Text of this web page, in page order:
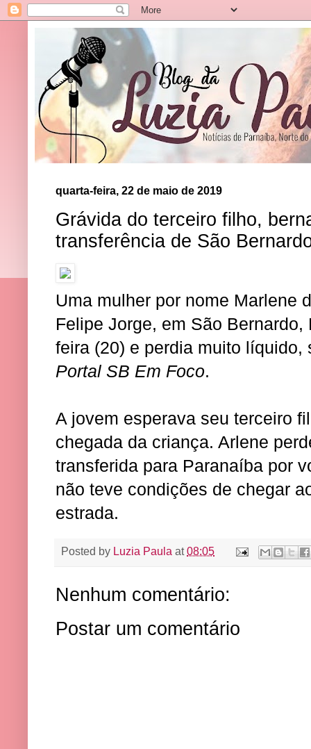
quarta-feira, 22 de maio de 2019
Grávida do terceiro filho,
transferência de São
Uma mulher por nome Marlene
Felipe Jorge, em São
feira (20) e perdia muito líquido,
Portal SB Em Foco.
A jovem esperava seu terceiro
chegada da criança. Arlene
transferida para Paranaíba por
não teve condições de chegar
estrada.
Posted by Luzia Paula at08:05
Nenhum comentário:
Postar um comentário